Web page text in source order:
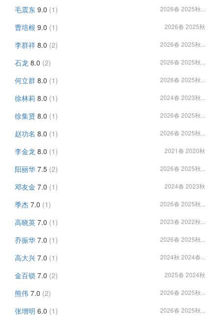
毛震东 9.0 (1) 2026春 2025秋...
曹培根 9.0 (1) 2026春 2025秋
李群祥 8.0 (2) 2026春 2025秋...
石龙 8.0 (2) 2026春 2025秋...
何立群 8.0 (1) 2026春 2025秋...
徐林莉 8.0 (1) 2024春 2023秋...
徐集贤 8.0 (1) 2026春 2025秋...
赵功名 8.0 (1) 2026春 2025秋...
李金龙 8.0 (1) 2021春 2020秋
阳丽华 7.5 (2) 2026春 2025秋...
邓友金 7.0 (1) 2024春 2023秋
季杰 7.0 (1) 2026春 2025秋...
高晓英 7.0 (1) 2023春 2022秋...
乔振华 7.0 (1) 2026春 2025秋...
高大兴 7.0 (1) 2024秋 2024春...
金百锁 7.0 (2) 2025春 2024秋
熊伟 7.0 (2) 2026春 2025秋...
张增明 6.0 (1) 2026春 2025秋...